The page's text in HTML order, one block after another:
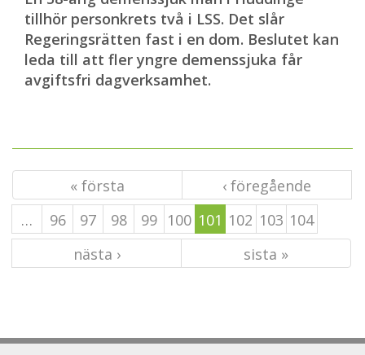
tillhör personkrets två i LSS. Det slår
Regeringsrätten fast i en dom. Beslutet kan
leda till att fler yngre demenssjuka får
avgiftsfri dagverksamhet.
« första
‹ föregående
…
96 97 98 99 100 101 102 103 104
nästa ›
sista »